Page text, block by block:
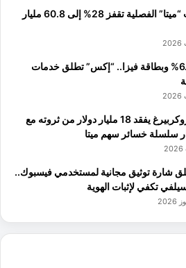
إيرادات “ميتا” الفصلية تقفز 28% إلى 60.8 مليار
فائدة بـ6% وبطاقة فيزا.. “إكس” تطلق خدمات
مارك زوكربيرغ يفقد 18 مليار دولار من ثروته مع
سلسلة خسائر سهم ميتا
شارة توثيق مجانية لمستخدمي فيسبوك..
تكفي لإثبات الهوية